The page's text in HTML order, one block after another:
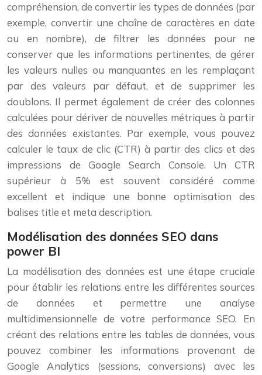
compréhension, de convertir les types de données (par
exemple, convertir une chaîne de caractères en date
ou en nombre), de filtrer les données pour ne
conserver que les informations pertinentes, de gérer
les valeurs nulles ou manquantes en les remplaçant
par des valeurs par défaut, et de supprimer les
doublons. Il permet également de créer des colonnes
calculées pour dériver de nouvelles métriques à partir
des données existantes. Par exemple, vous pouvez
calculer le taux de clic (CTR) à partir des clics et des
impressions de Google Search Console. Un CTR
supérieur à 5% est souvent considéré comme
excellent et indique une bonne optimisation des
balises title et meta description.
Modélisation des données SEO dans
power BI
La modélisation des données est une étape cruciale
pour établir les relations entre les différentes sources
de données et permettre une analyse
multidimensionnelle de votre performance SEO. En
créant des relations entre les tables de données, vous
pouvez combiner les informations provenant de
Google Analytics (sessions, conversions) avec les